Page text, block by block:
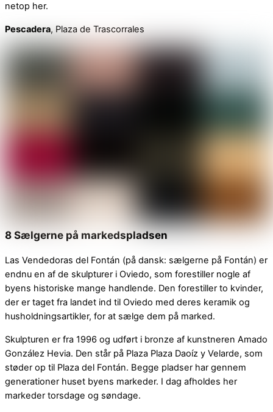
netop her.
Pescadera, Plaza de Trascorrales
8 Sælgerne på markedspladsen
Las Vendedoras del Fontán (på dansk: sælgerne på Fontán) er
endnu en af de skulpturer i Oviedo, som forestiller nogle af
byens historiske mange handlende. Den forestiller to kvinder,
der er taget fra landet ind til Oviedo med deres keramik og
husholdningsartikler, for at sælge dem på marked.
Skulpturen er fra 1996 og udført i bronze af kunstneren Amado
González Hevia. Den står på Plaza Plaza Daoíz y Velarde, som
støder op til Plaza del Fontán. Begge pladser har gennem
generationer huset byens markeder. I dag afholdes her
markeder torsdage og søndage.